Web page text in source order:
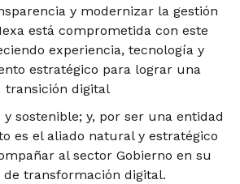
y modernizar la gestión
está comprometida con este
experiencia, tecnología y
estratégico para lograr una
transición digital
sostenible; y, por ser una entidad
es el aliado natural y estratégico
al sector Gobierno en su
de transformación digital.